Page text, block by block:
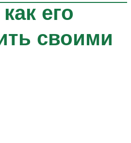
его
своими